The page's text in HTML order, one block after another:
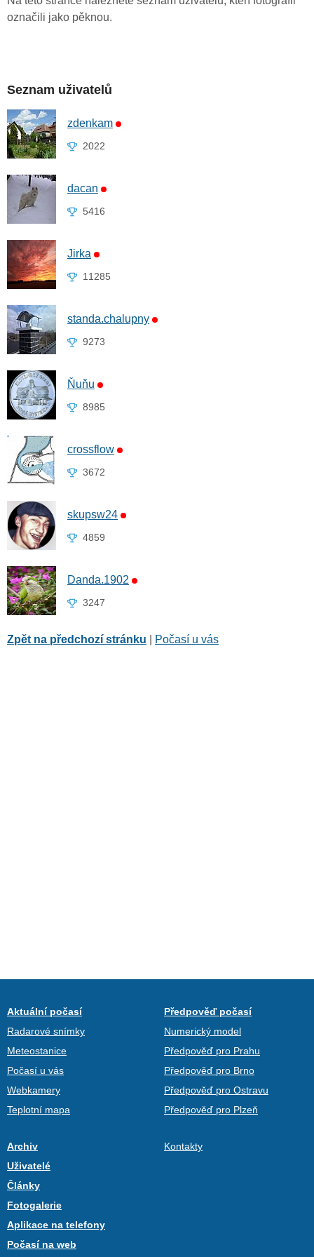
označili jako pěknou.
Seznam uživatelů
zdenkam
2022
dacan
5416
Jirka
11285
standa.chalupny
9273
Ňuňu
8985
crossflow
3672
skupsw24
4859
Danda.1902
3247
Zpět na předchozí stránku Počasí u vás
Aktuální počasí
Radarové snímky
Meteostanice
Počasí u vás
Webkamery
Teplotní mapa
Předpověď počasí
Numerický model
Předpověď pro Prahu
Předpověď pro Brno
Předpověď pro Ostravu
Předpověď pro Plzeň
Archiv
Uživatelé
Články
Fotogalerie
Aplikace na telefony
Počasí na web
Kontakty